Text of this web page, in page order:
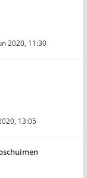
2020, 11:30
13:05